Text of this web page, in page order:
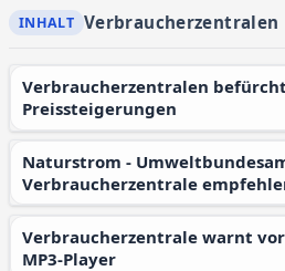
Verbraucherzentralen
Verbraucherzentralen befürchten drastische
Preissteigerungen
Naturstrom - Umweltbundesamt und
Verbraucherzentrale
Verbraucherzentrale warnt vor Lärmbelastung durch
MP3-Player